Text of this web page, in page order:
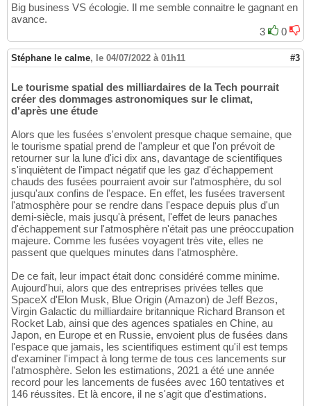
Big business VS écologie. Il me semble connaitre le gagnant en
avance.
3
0
Stéphane le calme, le 04/07/2022 à 01h11 #3
Le tourisme spatial des milliardaires de la Tech pourrait
créer des dommages astronomiques sur le climat,
d'après une étude
Alors que les fusées s'envolent presque chaque semaine, que
le tourisme spatial prend de l'ampleur et que l'on prévoit de
retourner sur la lune d'ici dix ans, davantage de scientifiques
s'inquiètent de l'impact négatif que les gaz d'échappement
chauds des fusées pourraient avoir sur l'atmosphère, du sol
jusqu'aux confins de l'espace. En effet, les fusées traversent
l'atmosphère pour se rendre dans l'espace depuis plus d'un
demi-siècle, mais jusqu'à présent, l'effet de leurs panaches
d'échappement sur l'atmosphère n'était pas une préoccupation
majeure. Comme les fusées voyagent très vite, elles ne
passent que quelques minutes dans l'atmosphère.
De ce fait, leur impact était donc considéré comme minime.
Aujourd'hui, alors que des entreprises privées telles que
SpaceX d'Elon Musk, Blue Origin (Amazon) de Jeff Bezos,
Virgin Galactic du milliardaire britannique Richard Branson et
Rocket Lab, ainsi que des agences spatiales en Chine, au
Japon, en Europe et en Russie, envoient plus de fusées dans
l'espace que jamais, les scientifiques estiment qu'il est temps
d'examiner l'impact à long terme de tous ces lancements sur
l'atmosphère. Selon les estimations, 2021 a été une année
record pour les lancements de fusées avec 160 tentatives et
146 réussites. Et là encore, il ne s'agit que d'estimations.